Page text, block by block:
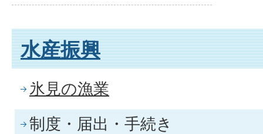
水産振興
氷見の漁業
制度・届出・手続き